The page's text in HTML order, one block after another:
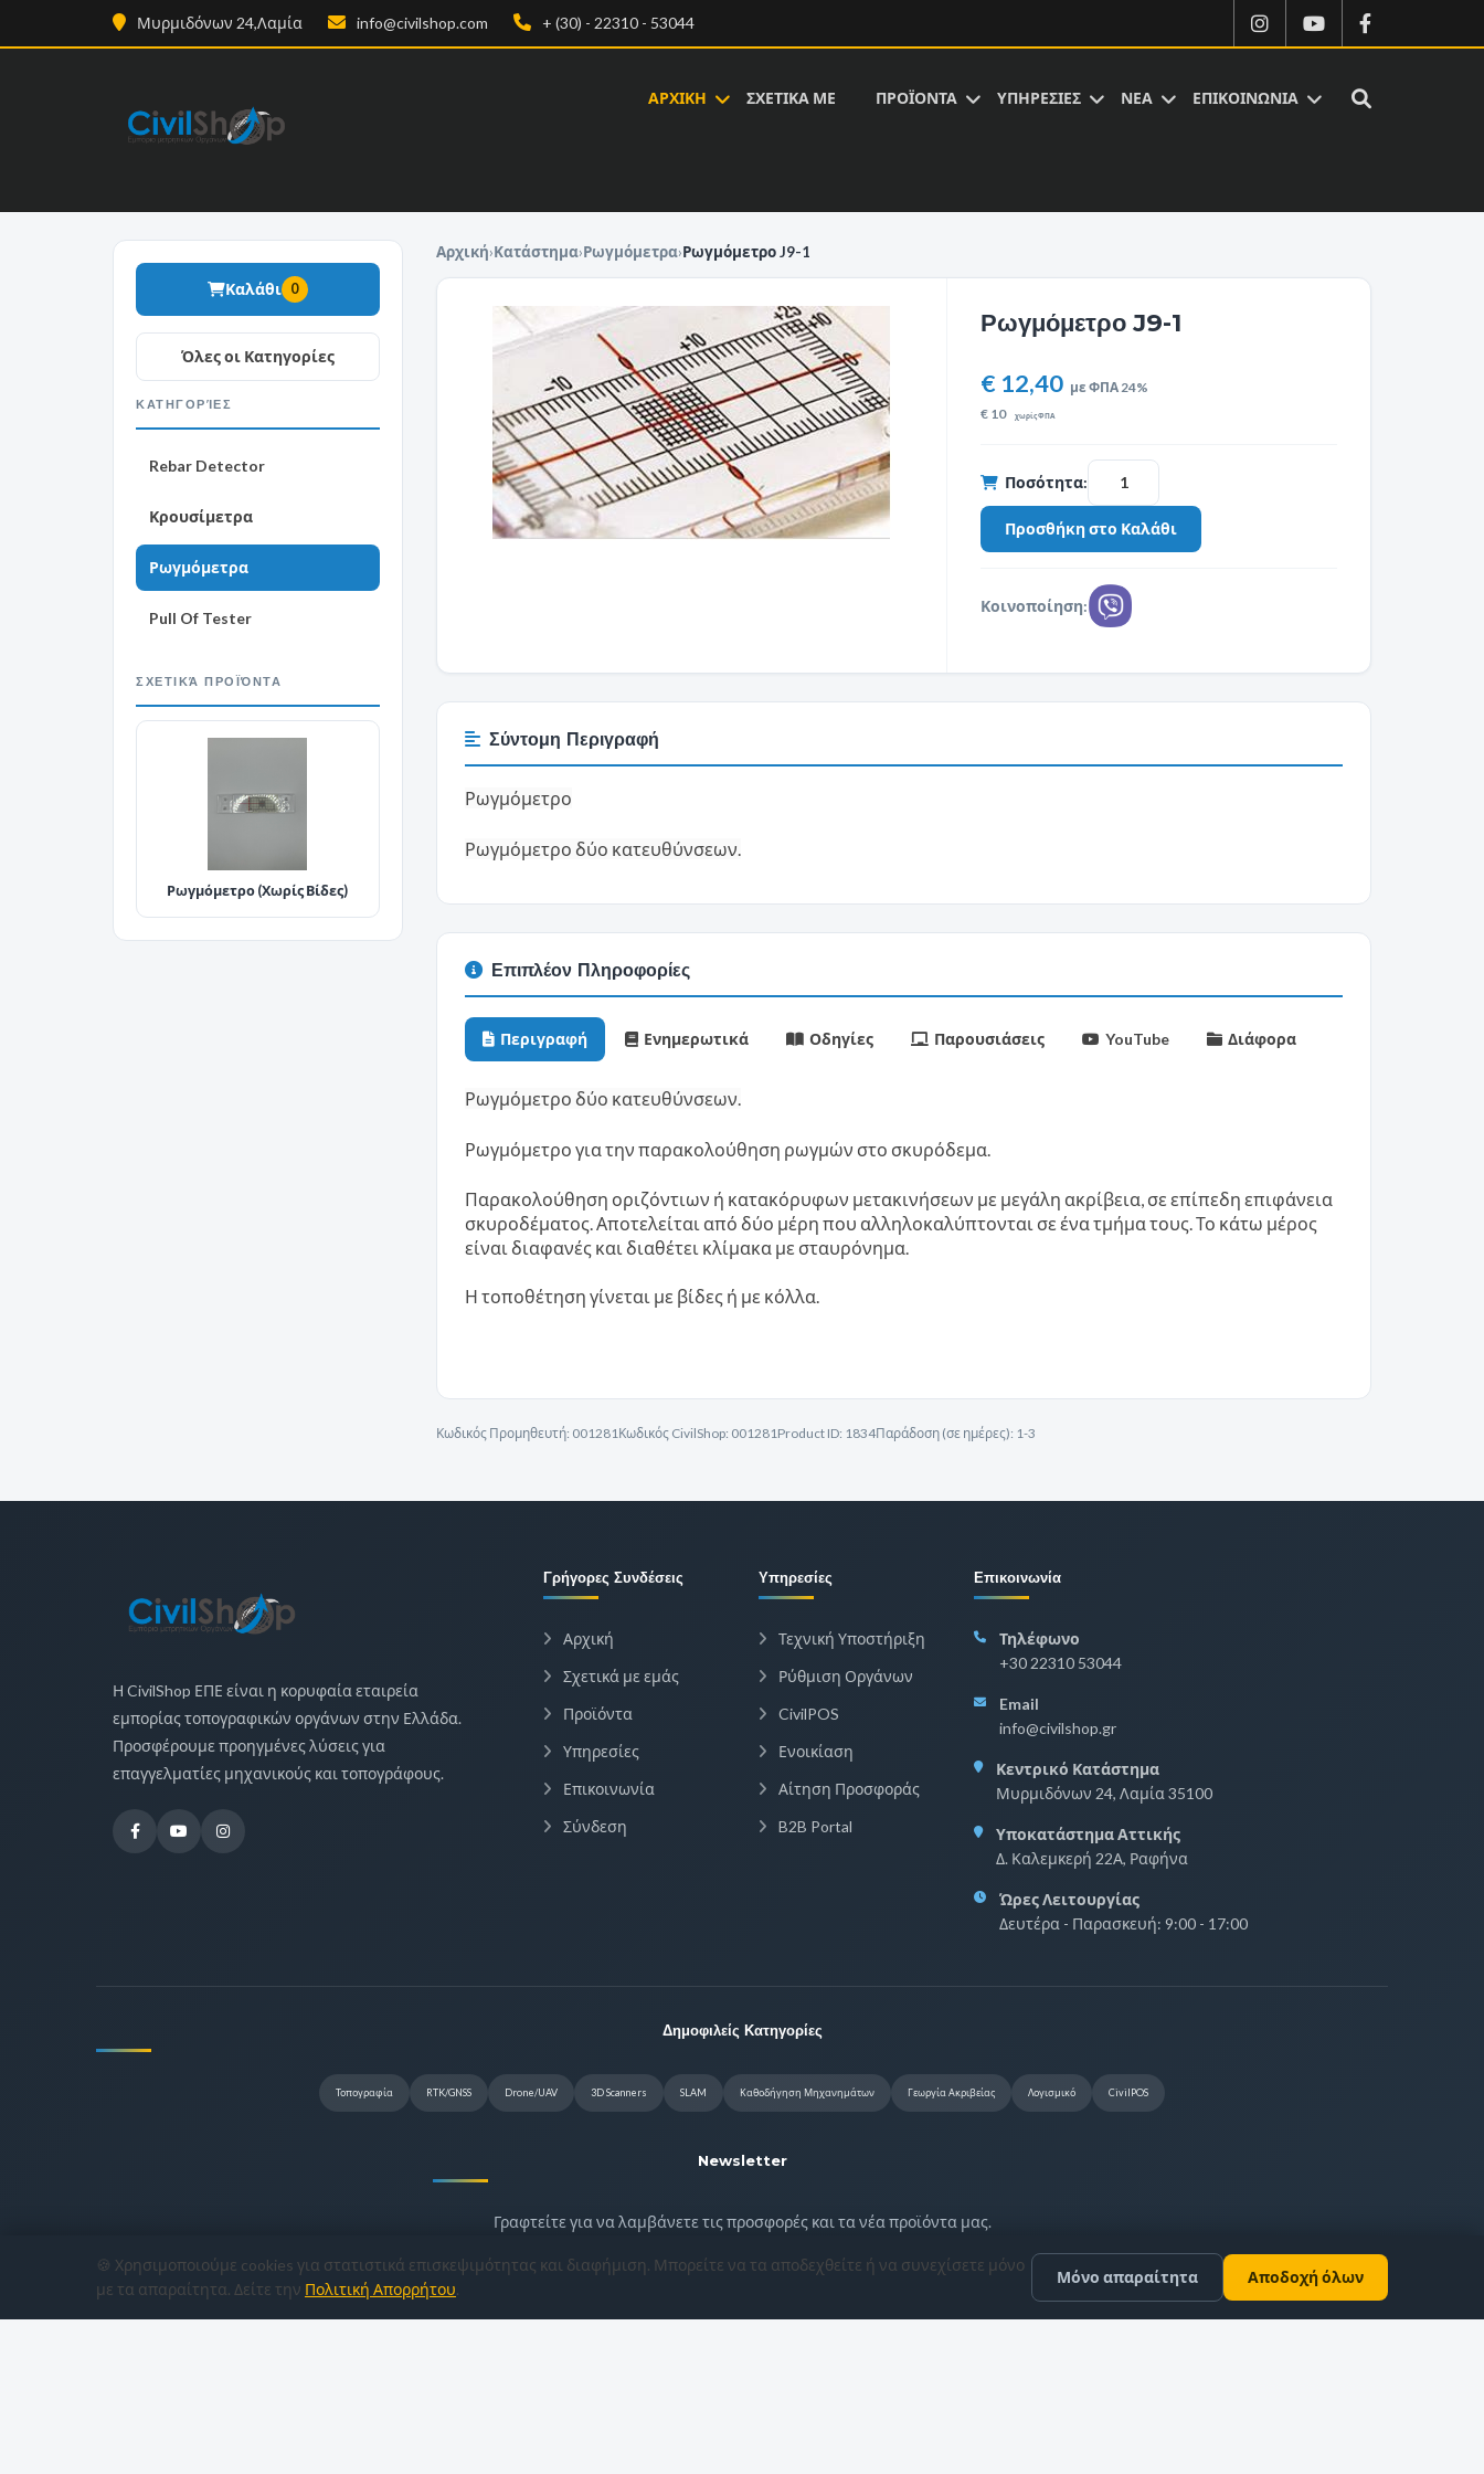
Μυρμιδόνων 24,Λαμία info@civilshop.com + (30) - 22310 - 53044
ΑΡΧΙΚΗ ΣΧΕΤΙΚΑ ΜΕ ΠΡΟΪΟΝΤΑ ΥΠΗΡΕΣΙΕΣ ΝΕΑ ΕΠΙΚΟΙΝΩΝΙΑ
Καλάθι 0
ΚΑΤΗΓΟΡΊΕΣ
Rebar Detector
Κρουσίμετρα
Ρωγμόμετρα
Pull Of Tester
ΣΧΕΤΙΚΆ ΠΡΟΪΌΝΤΑ
Ρωγμόμετρο (Χωρίς Βίδες)
Αρχική›Κατάστημα›Ρωγμόμετρα›Ρωγμόμετρο J9-1
Ρωγμόμετρο J9-1
€ 12,40 με ΦΠΑ 24%
€ 10 χωρίς ΦΠΑ
Ποσότητα:
Κοινοποίηση:
Σύντομη Περιγραφή
Ρωγμόμετρο
Ρωγμόμετρο δύο κατευθύνσεων.
Επιπλέον Πληροφορίες
Περιγραφή Ενημερωτικά Οδηγίες Παρουσιάσεις YouTube Διάφορα
Ρωγμόμετρο δύο κατευθύνσεων.
Ρωγμόμετρο για την παρακολούθηση ρωγμών στο σκυρόδεμα.
Παρακολούθηση οριζόντιων ή κατακόρυφων μετακινήσεων με μεγάλη ακρίβεια, σε επίπεδη επιφάνεια
σκυροδέματος. Αποτελείται από δύο μέρη που αλληλοκαλύπτονται σε ένα τμήμα τους. Το κάτω μέρος
είναι διαφανές και διαθέτει κλίμακα με σταυρόνημα.
Η τοποθέτηση γίνεται με βίδες ή με κόλλα.
Κωδικός Προμηθευτή: 001281Κωδικός CivilShop: 001281Product ID: 1834Παράδοση (σε ημέρες): 1-3
Η CivilShop ΕΠΕ είναι η κορυφαία εταιρεία
εμπορίας τοπογραφικών οργάνων στην Ελλάδα.
Προσφέρουμε προηγμένες λύσεις για
επαγγελματίες μηχανικούς και τοπογράφους.
Γρήγορες Συνδέσεις
Αρχική
Σχετικά με εμάς
Προϊόντα
Υπηρεσίες
Επικοινωνία
Σύνδεση
Υπηρεσίες
Τεχνική Υποστήριξη
Ρύθμιση Οργάνων
CivilPOS
Ενοικίαση
Αίτηση Προσφοράς
B2B Portal
Επικοινωνία
Τηλέφωνο
+30 22310 53044
Email
info@civilshop.gr
Κεντρικό Κατάστημα
Μυρμιδόνων 24, Λαμία 35100
Υποκατάστημα Αττικής
Δ. Καλεμκερή 22Α, Ραφήνα
Ώρες Λειτουργίας
Δευτέρα - Παρασκευή: 9:00 - 17:00
Δημοφιλείς Κατηγορίες
Τοπογραφία RTK/GNSS Drone/UAV 3D Scanners SLAM Καθοδήγηση Μηχανημάτων Γεωργία Ακριβείας Λογισμικό CivilPOS
Newsletter
Γραφτείτε για να λαμβάνετε τις προσφορές και τα νέα προϊόντα μας.
Εγγραφή
🍪 Χρησιμοποιούμε cookies για στατιστικά επισκεψιμότητας και διαφήμιση. Μπορείτε να τα αποδεχθείτε ή να συνεχίσετε μόνο
με τα απαραίτητα. Δείτε την Πολιτική Απορρήτου.
Μόνο απαραίτητα Αποδοχή όλων